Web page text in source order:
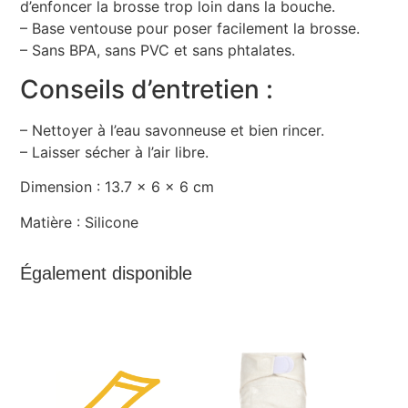
d’enfoncer la brosse trop loin dans la bouche.
– Base ventouse pour poser facilement la brosse.
– Sans BPA, sans PVC et sans phtalates.
Conseils d’entretien :
– Nettoyer à l’eau savonneuse et bien rincer.
– Laisser sécher à l’air libre.
Dimension : 13.7 x 6 x 6 cm
Matière : Silicone
Également disponible